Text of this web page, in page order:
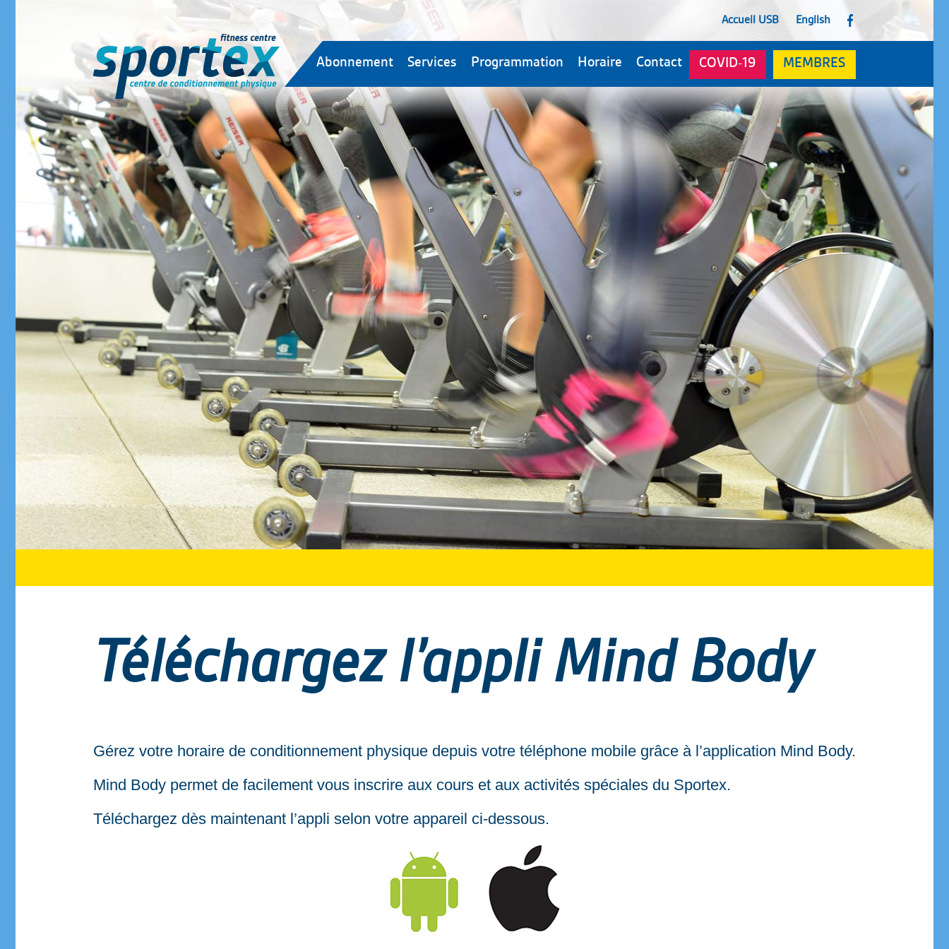
Accueil USB English F
Abonnement Services Programmation Horaire Contact COVID-19 MEMBRES
Téléchargez l’appli Mind Body
Gérez votre horaire de conditionnement physique depuis votre téléphone mobile grâce à l’application Mind Body.
Mind Body permet de facilement vous inscrire aux cours et aux activités spéciales du Sportex.
Téléchargez dès maintenant l’appli selon votre appareil ci-dessous.